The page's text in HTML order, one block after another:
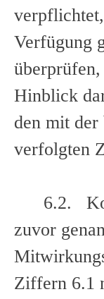
Verfügung
Hinblick
den mit der
verfolgten
6.2.
zuvor
Ziffern 6.1